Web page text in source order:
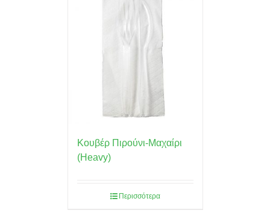
Κουβέρ Πιρούνι-Μαχαίρι
(Heavy)
Περισσότερα